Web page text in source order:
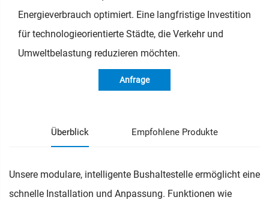
Energieverbrauch optimiert. Eine langfristige Investition
für technologieorientierte Städte, die Verkehr und
Umweltbelastung reduzieren möchten.
Anfrage
Überblick Empfohlene Produkte
Unsere modulare, intelligente Bushaltestelle ermöglicht eine
schnelle Installation und Anpassung. Funktionen wie